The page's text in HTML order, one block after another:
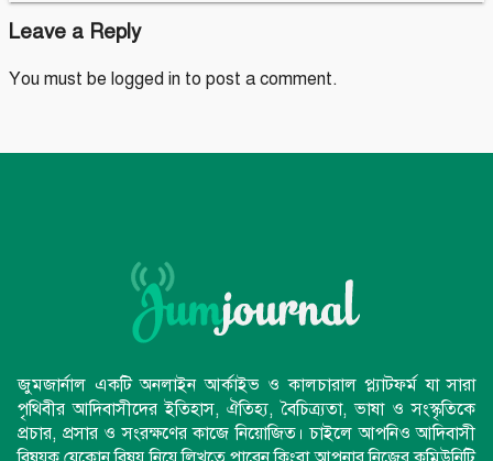
Leave a Reply
You must be logged in to post a comment.
জুমজার্নাল একটি অনলাইন আর্কাইভ ও কালচারাল প্ল্যাটফর্ম যা সারা
পৃথিবীর আদিবাসীদের ইতিহাস, ঐতিহ্য, বৈচিত্র্যতা, ভাষা ও সংস্কৃতিকে
প্রচার, প্রসার ও সংরক্ষণের কাজে নিয়োজিত। চাইলে আপনিও আদিবাসী